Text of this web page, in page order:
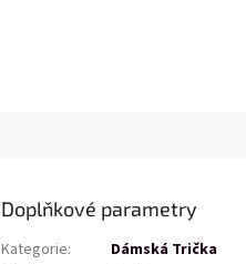
Doplňkové parametry
Kategorie:
Dámská Trička